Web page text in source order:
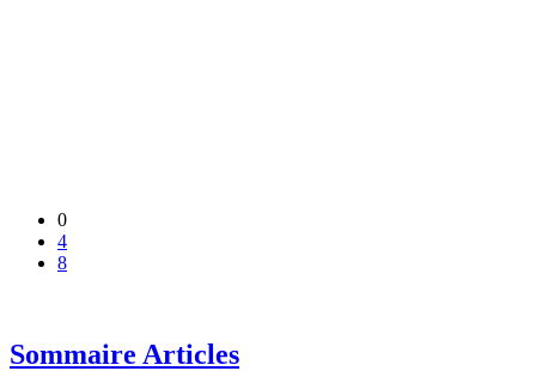
0
4
8
Sommaire Articles